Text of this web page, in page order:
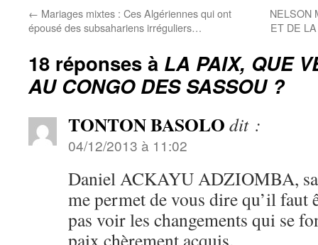
← Mariages mixtes : Ces Algériennes qui ont
épousé des subsahariens irréguliers…
NELSON
ET DE
18 réponses à LA PAIX, QUE
AU CONGO DES SASSOU ?
TONTON BASOLO dit :
04/12/2013 à 11:02
Daniel ACKAYU ADZIOMBA,
me permet de vous dire qu’il faut
pas voir les changements qui se
paix chèrement acquis.